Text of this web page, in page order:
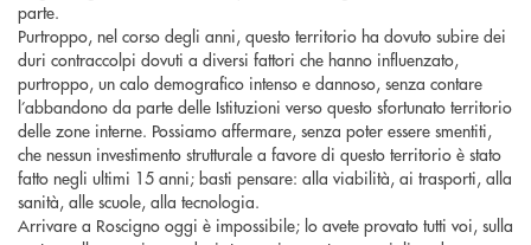
parte.
Purtroppo, nel corso degli anni, questo territorio ha dovuto subire dei
duri contraccolpi dovuti a diversi fattori che hanno influenzato,
purtroppo, un calo demografico intenso e dannoso, senza contare
l’abbandono da parte delle Istituzioni verso questo sfortunato territorio
delle zone interne. Possiamo affermare, senza poter essere smentiti,
che nessun investimento strutturale a favore di questo territorio è stato
fatto negli ultimi 15 anni; basti pensare: alla viabilità, ai trasporti, alla
sanità, alle scuole, alla tecnologia.
Arrivare a Roscigno oggi è impossibile; lo avete provato tutti voi, sulla